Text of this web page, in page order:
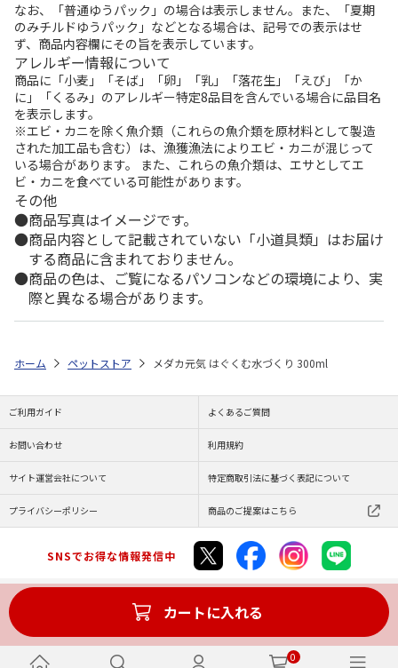
0
なお、「普通ゆうパック」の場合は表示しません。また、「夏期
のみチルドゆうパック」などとなる場合は、記号での表示はせ
ず、商品内容欄にその旨を表示しています。
アレルギー情報について
商品に「小麦」「そば」「卵」「乳」「落花生」「えび」「か
に」「くるみ」のアレルギー特定8品目を含んでいる場合に品目名
を表示します。
※エビ・カニを除く魚介類（これらの魚介類を原材料として製造
された加工品も含む）は、漁獲漁法によりエビ・カニが混じって
いる場合があります。 また、これらの魚介類は、エサとしてエ
ビ・カニを食べている可能性があります。
その他
商品写真はイメージです。
商品内容として記載されていない「小道具類」はお届け
する商品に含まれておりません。
商品の色は、ご覧になるパソコンなどの環境により、実
際と異なる場合があります。
カートに入れる
ホーム ペットストア メダカ元気 はぐくむ水づくり 300ml
ご利用ガイド よくあるご質問
お問い合わせ 利用規約
サイト運営会社について 特定商取引法に基づく表記について
プライバシーポリシー 商品のご提案はこちら
SNSでお得な情報発信中